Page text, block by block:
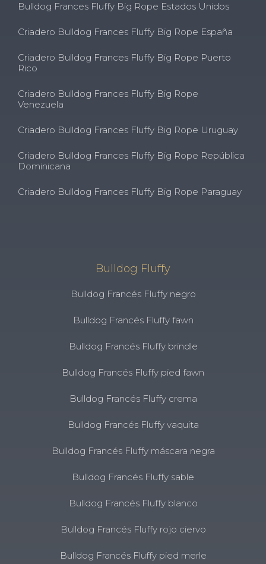
Bulldog Frances Fluffy Big Rope Estados Unidos
Criadero Bulldog Frances Fluffy Big Rope España
Criadero Bulldog Frances Fluffy Big Rope Puerto
Rico
Criadero Bulldog Frances Fluffy Big Rope
Venezuela
Criadero Bulldog Frances Fluffy Big Rope Uruguay
Criadero Bulldog Frances Fluffy Big Rope República
Dominicana
Criadero Bulldog Frances Fluffy Big Rope Paraguay
Bulldog Fluffy
Bulldog Francés Fluffy negro
Bulldog Francés Fluffy fawn
Bulldog Francés Fluffy brindle
Bulldog Francés Fluffy pied fawn
Bulldog Francés Fluffy crema
Bulldog Francés Fluffy vaquita
Bulldog Francés Fluffy máscara negra
Bulldog Francés Fluffy sable
Bulldog Francés Fluffy blanco
Bulldog Francés Fluffy rojo ciervo
Bulldog Francés Fluffy pied merle